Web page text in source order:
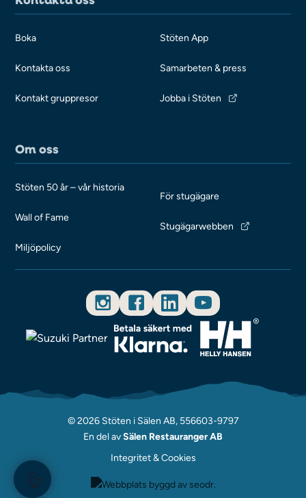
Boka
Kontakta oss
Kontakt gruppresor
Stöten App
Samarbeten & press
Jobba i Stöten
Om oss
Stöten 50 år – vår historia
Wall of Fame
Miljöpolicy
För stugägare
Stugägarwebben
© 2026 Stöten i Sälen AB, 556603-9797
En del avSälen Restauranger AB
Integritet & Cookies
🍪